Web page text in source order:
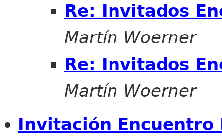
Re: Invitados
Martín Woerner
Re: Invitados
Martín Woerner
Invitación Encuentro